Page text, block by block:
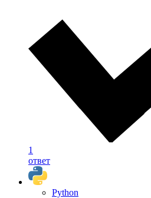
1
ответ
Python